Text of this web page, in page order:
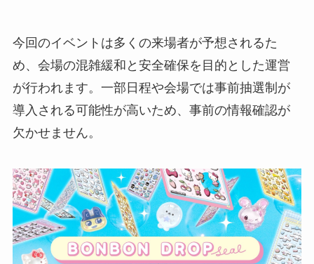
今回のイベントは多くの来場者が予想されるた
め、会場の混雑緩和と安全確保を目的とした運営
が行われます。一部日程や会場では事前抽選制が
導入される可能性が高いため、事前の情報確認が
欠かせません。